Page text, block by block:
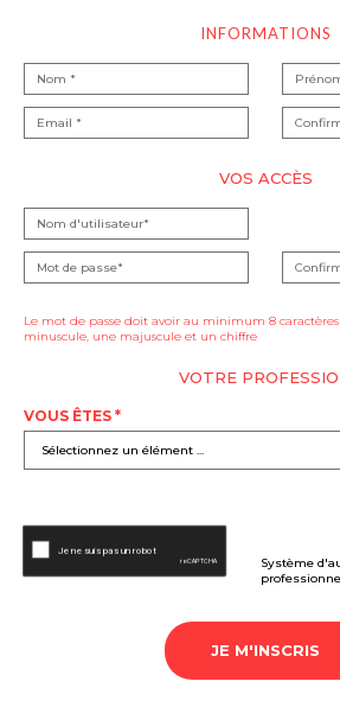
INFORMATIONS
VOS ACCÈS
Le mot de passe doit avoir au minimum 8
minuscule, une majuscule et un chiffre
VOTRE
VOUS ÊTES *
Système
JE M'INSCRIS